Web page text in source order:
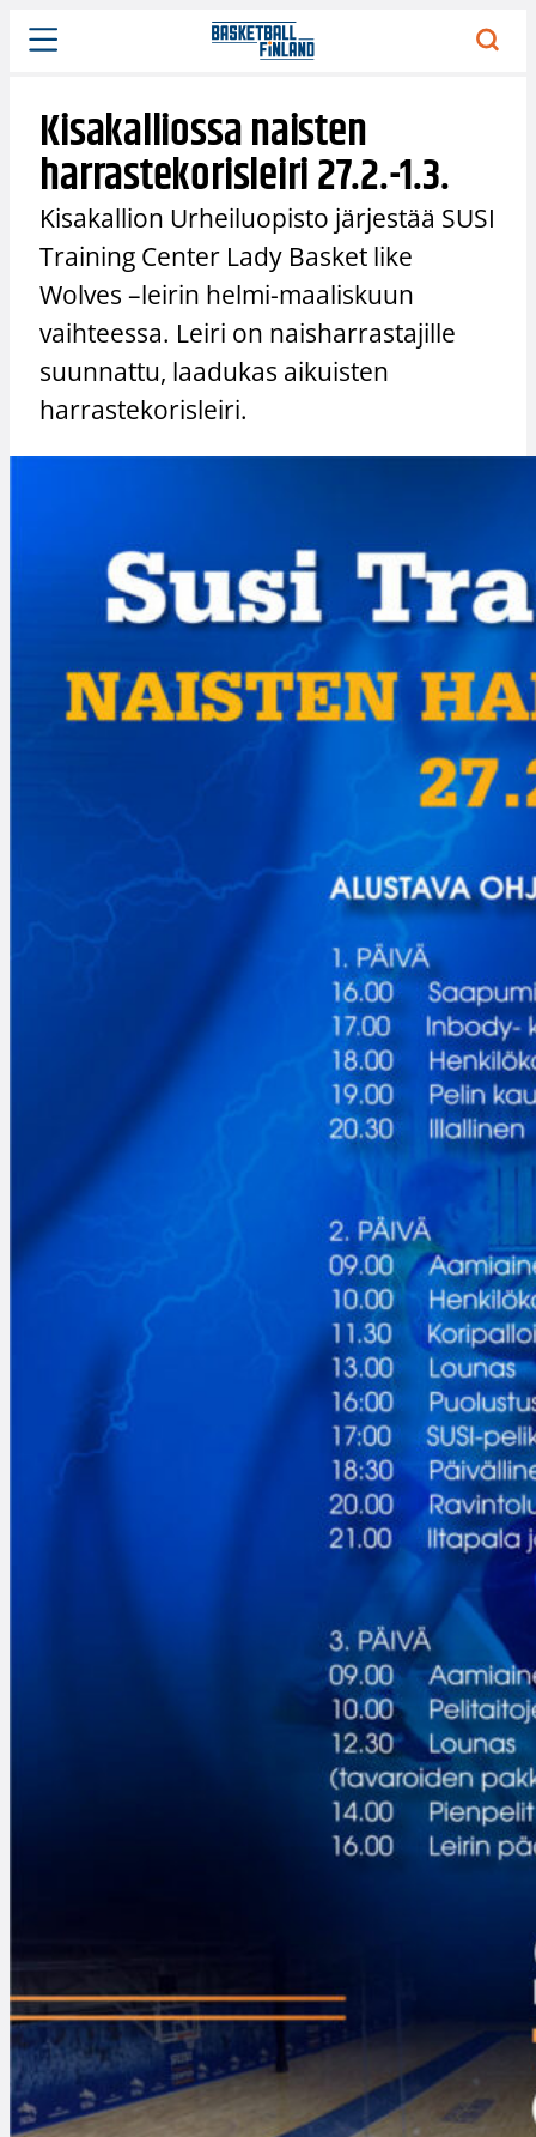
Siirry
sisältöön
Kisakalliossa naisten
harrastekorisleiri 27.2.-1.3.
Kisakallion Urheiluopisto järjestää SUSI
Training Center Lady Basket like
Wolves –leirin helmi-maaliskuun
vaihteessa. Leiri on naisharrastajille
suunnattu, laadukas aikuisten
harrastekorisleiri.